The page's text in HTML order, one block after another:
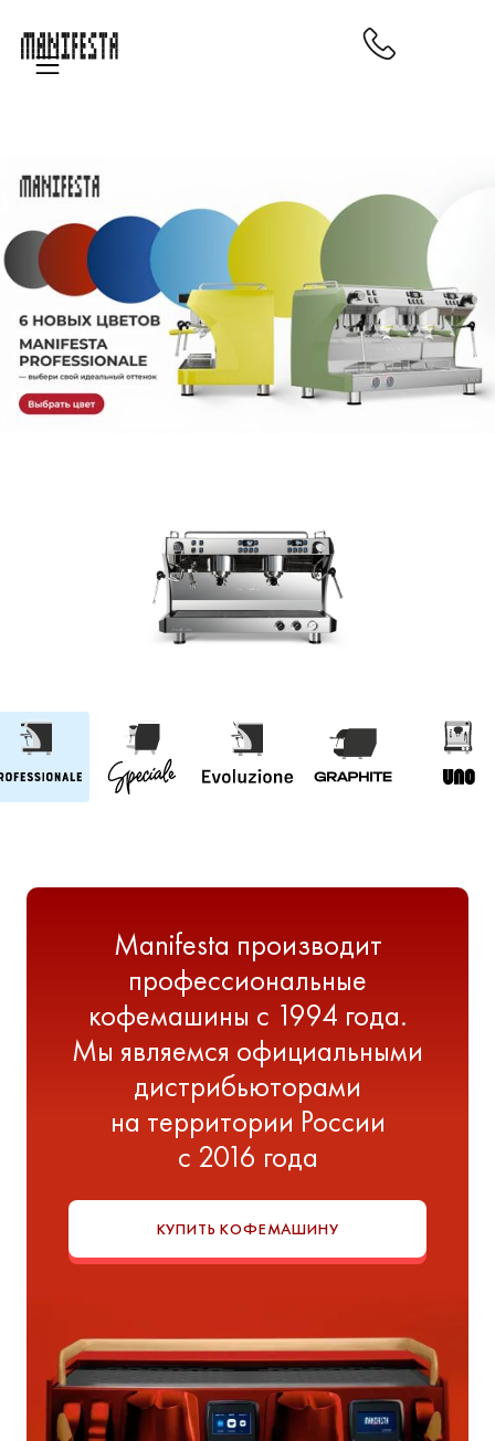
Manifesta производит
профессиональные
кофемашины с 1994 года.
Мы являемся официальными
дистрибьюторами
на территории России
с 2016 года
КУПИТЬ КОФЕМАШИНУ